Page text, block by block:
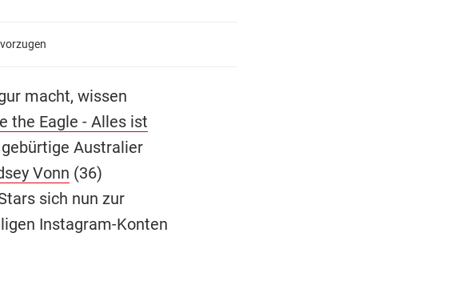
macht, wissen
the Eagle - Alles ist
Australier
Vonn (36)
sich nun zur
Instagram-Konten